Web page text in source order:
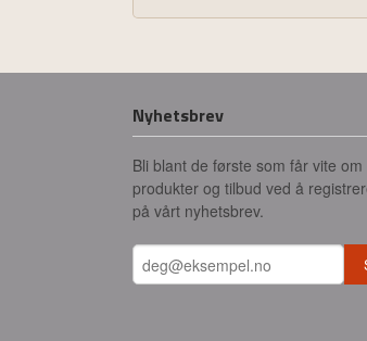
Nyhetsbrev
Bli blant de første som får vite om
produkter og tilbud ved å
på vårt nyhetsbrev.